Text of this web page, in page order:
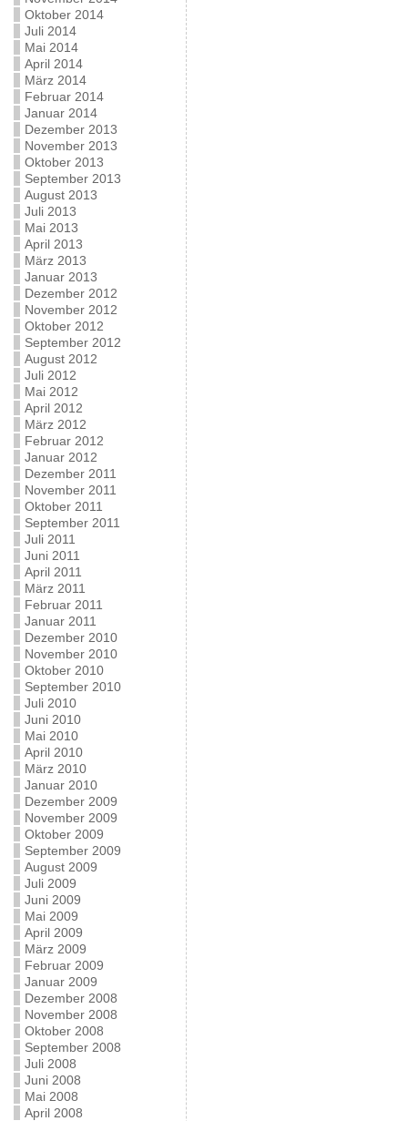
Oktober 2014
Juli 2014
Mai 2014
April 2014
März 2014
Februar 2014
Januar 2014
Dezember 2013
November 2013
Oktober 2013
September 2013
August 2013
Juli 2013
Mai 2013
April 2013
März 2013
Januar 2013
Dezember 2012
November 2012
Oktober 2012
September 2012
August 2012
Juli 2012
Mai 2012
April 2012
März 2012
Februar 2012
Januar 2012
Dezember 2011
November 2011
Oktober 2011
September 2011
Juli 2011
Juni 2011
April 2011
März 2011
Februar 2011
Januar 2011
Dezember 2010
November 2010
Oktober 2010
September 2010
Juli 2010
Juni 2010
Mai 2010
April 2010
März 2010
Januar 2010
Dezember 2009
November 2009
Oktober 2009
September 2009
August 2009
Juli 2009
Juni 2009
Mai 2009
April 2009
März 2009
Februar 2009
Januar 2009
Dezember 2008
November 2008
Oktober 2008
September 2008
Juli 2008
Juni 2008
Mai 2008
April 2008